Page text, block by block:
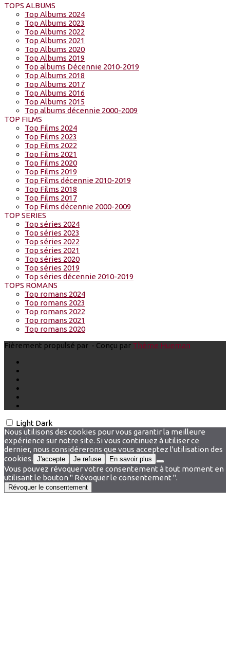
TOPS ALBUMS
Top Albums 2024
Top Albums 2023
Top Albums 2022
Top Albums 2021
Top Albums 2020
Top Albums 2019
Top albums Décennie 2010-2019
Top Albums 2018
Top Albums 2017
Top Albums 2016
Top Albums 2015
Top albums décennie 2000-2009
TOP FILMS
Top Films 2024
Top Films 2023
Top Films 2022
Top Films 2021
Top Films 2020
Top Films 2019
Top Films décennie 2010-2019
Top Films 2018
Top Films 2017
Top Films décennie 2000-2009
TOP SERIES
Top séries 2024
Top séries 2023
Top séries 2022
Top séries 2021
Top séries 2020
Top séries 2019
Top séries décennie 2010-2019
TOPS ROMANS
Top romans 2024
Top romans 2023
Top romans 2022
Top romans 2021
Top romans 2020
Fièrement propulsé par - Conçu par Thème Hueman
Light Dark
Nous utilisons des cookies pour vous garantir la meilleure
expérience sur notre site. Si vous continuez à utiliser ce
dernier, nous considérerons que vous acceptez l'utilisation des
cookies. J'accepte Je refuse En savoir plus
Vous pouvez révoquer votre consentement à tout moment en
utilisant le bouton " Révoquer le consentement ".
Révoquer le consentement